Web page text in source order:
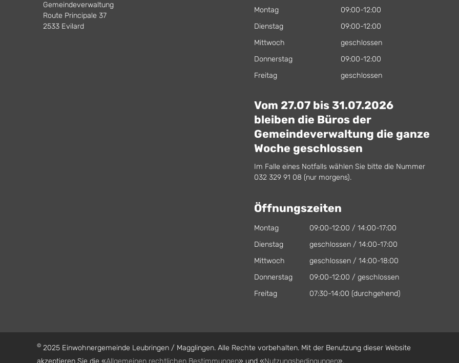
Gemeindeverwaltung
Route Principale 37
2533 Evilard
Montag
09:00-12:00
Dienstag
09:00-12:00
Mittwoch
geschlossen
Donnerstag
09:00-12:00
Freitag
geschlossen
Vom 27.07 bis 31.07.2026
bleiben die Büros der
Gemeindeverwaltung die ganze
Woche geschlossen
Im Falle eines Notfalls wählen Sie bitte die Nummer
032 329 91 08 (nur morgens).
Öffnungszeiten
Montag
09:00-12:00 / 14:00-17:00
Dienstag
geschlossen / 14:00-17:00
Mittwoch
geschlossen / 14:00-18:00
Donnerstag
09:00-12:00 / geschlossen
Freitag
07:30-14:00 (durchgehend)
© 2025 Einwohnergemeinde Leubringen / Magglingen. Alle Rechte vorbehalten. Mit der Benutzung dieser Website
akzeptieren Sie die «Allgemeinen rechtlichen Bestimmungen» und «Nutzungsbedingungen».